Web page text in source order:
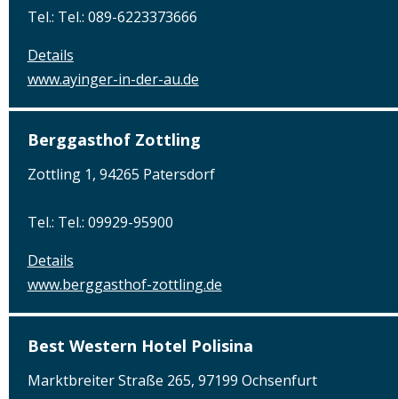
Tel.: Tel.: 089-6223373666
Details
www.ayinger-in-der-au.de
Berggasthof Zottling
Zottling 1, 94265 Patersdorf
Tel.: Tel.: 09929-95900
Details
www.berggasthof-zottling.de
Best Western Hotel Polisina
Marktbreiter Straße 265, 97199 Ochsenfurt